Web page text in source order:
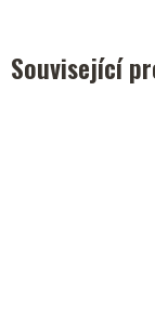
Související